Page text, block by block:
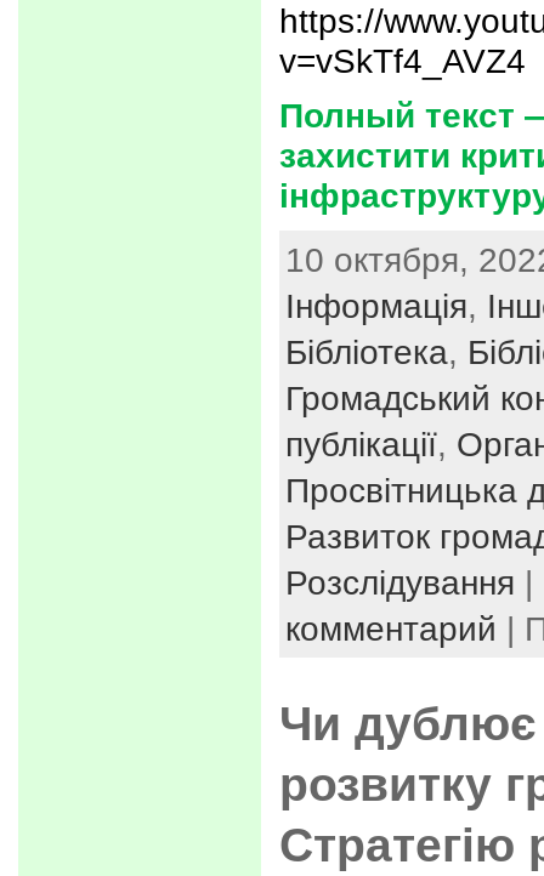
https://
v=vSkTf4_AVZ4
Полный текст
захистити
10 октября,
Інформація,
Бібліотека,
Громадський
публікації,
Просвітницька
Развиток
Розслідування |
комментарий |
Чи дублює
розвитку
Стратегію